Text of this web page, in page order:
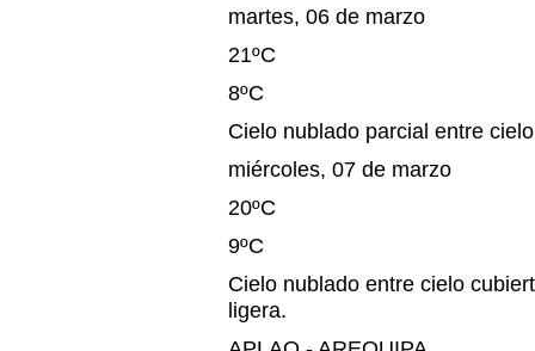
martes, 06 de marzo
21ºC
8ºC
Cielo nublado parcial entre
miércoles, 07 de marzo
20ºC
9ºC
Cielo nublado entre cielo
ligera.